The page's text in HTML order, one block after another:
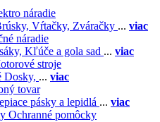
náradie
Vŕtačky, Zváračky ... viac
náradie
Kľúče a gola sad ... viac
stroje
Dosky, ... viac
tovar
pásky a lepidlá ... viac
Ochranné pomôcky